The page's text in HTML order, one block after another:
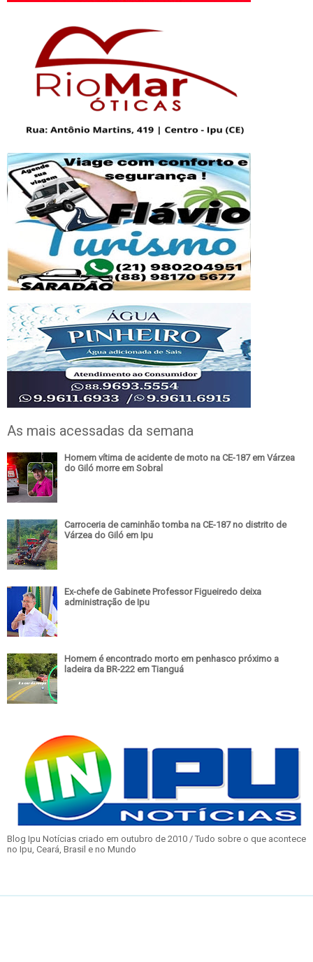
As mais acessadas da semana
Homem vítima de acidente de moto na CE-187 em Várzea
do Giló morre em Sobral
Carroceria de caminhão tomba na CE-187 no distrito de
Várzea do Giló em Ipu
Ex-chefe de Gabinete Professor Figueiredo deixa
administração de Ipu
Homem é encontrado morto em penhasco próximo a
ladeira da BR-222 em Tianguá
Blog Ipu Notícias criado em outubro de 2010 / Tudo sobre o que acontece
no Ipu, Ceará, Brasil e no Mundo